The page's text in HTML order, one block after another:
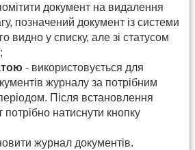
документ на видалення
позначений документ із системи
видно у списку, але зі статусом
- використовується для
журналу за потрібним
Після встановлення
потрібно натиснути кнопку
журнал документів.